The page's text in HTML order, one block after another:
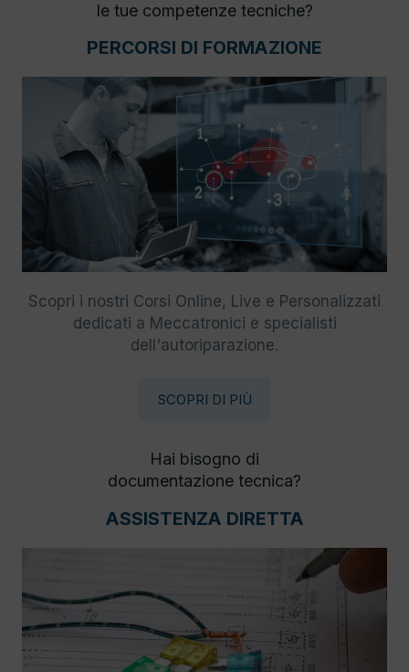
le tue competenze tecniche?
PERCORSI DI FORMAZIONE
Scopri i nostri Corsi Online, Live e Personalizzati
dedicati a Meccatronici e specialisti
dell'autoriparazione.
SCOPRI DI PIÙ
Hai bisogno di
documentazione tecnica?
ASSISTENZA DIRETTA